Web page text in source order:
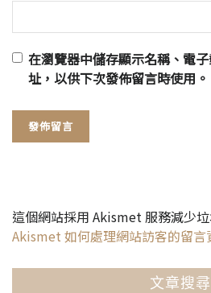
在瀏覽器中儲存顯示名稱、電
址，以供下次發佈留言時使用。
這個網站採用 Akismet 服務減少垃
Akismet 如何處理網站訪客的留言
文章搜尋